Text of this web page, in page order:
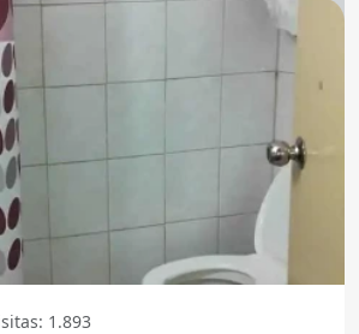
1.893